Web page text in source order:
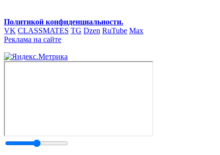
Политикой конфиденциальности.
VK CLASSMATES TG Dzen RuTube Max
Реклама на сайте